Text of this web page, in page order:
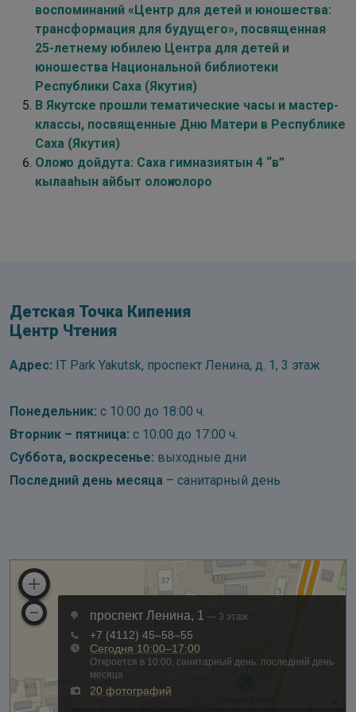
воспоминаний «Центр для детей и юношества:
трансформация для будущего», посвященная
25-летнему юбилею Центра для детей и
юношества Национальной библиотеки
Республики Саха (Якутия)
В Якутске прошли тематические часы и мастер-
классы, посвященные Дню Матери в Республике
Саха (Якутия)
Олоҥхо дойдута: Саха гимназиятын 4 “в”
кылааһын айбыт олоҥхолоро
Детская Точка Кипения
Центр Чтения
Адрес: IT Park Yakutsk, проспект Ленина, д. 1, 3 этаж
Понедельник: с 10:00 до 18:00 ч.
Вторник – пятница: с 10:00 до 17:00 ч.
Суббота, воскресенье: выходные дни
Последний день месяца – санитарный день